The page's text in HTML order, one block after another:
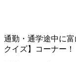
通勤・通学途中に
クイズ】コーナー！